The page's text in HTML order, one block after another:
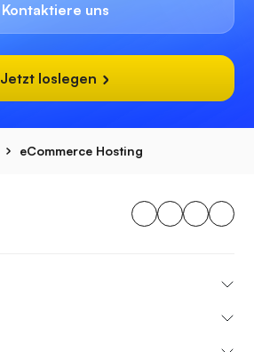
Kontaktiere uns
Jetzt loslegen
eCommerce Hosting